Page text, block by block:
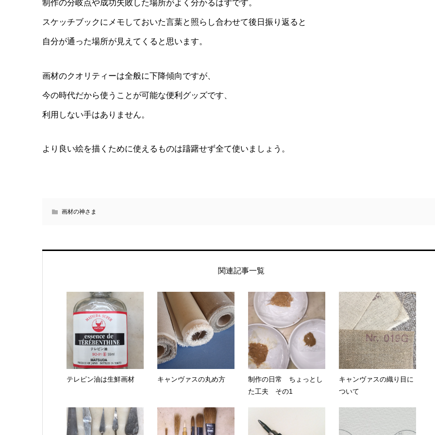
制作の分岐点や成功失敗した場所がよく分かるはずです。
スケッチブックにメモしておいた言葉と照らし合わせて後日振り返ると
自分が通った場所が見えてくると思います。
画材のクオリティーは全般に下降傾向ですが、
今の時代だから使うことが可能な便利グッズです、
利用しない手はありません。
より良い絵を描くために使えるものは躊躇せず全て使いましょう。
画材の神さま
関連記事一覧
テレピン油は生鮮画材 キャンヴァスの丸め方
制作の日常 ちょっとし
た工夫 その1
キャンヴァスの織り目に
ついて